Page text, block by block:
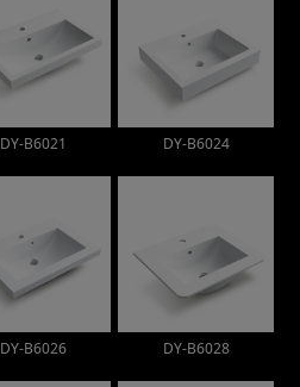
DY-B6021 DY-B6024
DY-B6026 DY-B6028